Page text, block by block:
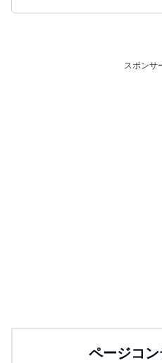
スポンサ
ページコ